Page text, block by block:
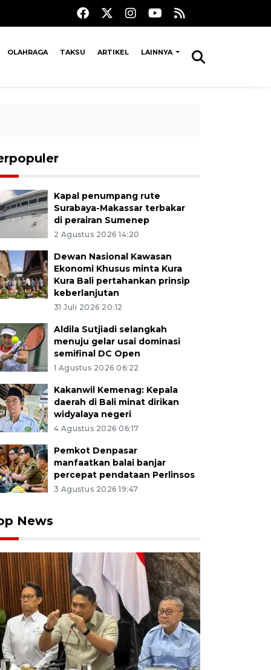
OLAHRAGA TAKSU ARTIKEL LAINNYA
Kapal penumpang rute
Surabaya-Makassar terbakar
di perairan Sumenep
2 Agustus 2026 14:20
Dewan Nasional Kawasan
Ekonomi Khusus minta Kura
Kura Bali pertahankan prinsip
keberlanjutan
31 Juli 2026 20:12
Aldila Sutjiadi selangkah
menuju gelar usai dominasi
semifinal DC Open
1 Agustus 2026 06:22
Kakanwil Kemenag: Kepala
daerah di Bali minat dirikan
widyalaya negeri
4 Agustus 2026 06:17
Pemkot Denpasar
manfaatkan balai banjar
percepat pendataan Perlinsos
3 Agustus 2026 19:47
News